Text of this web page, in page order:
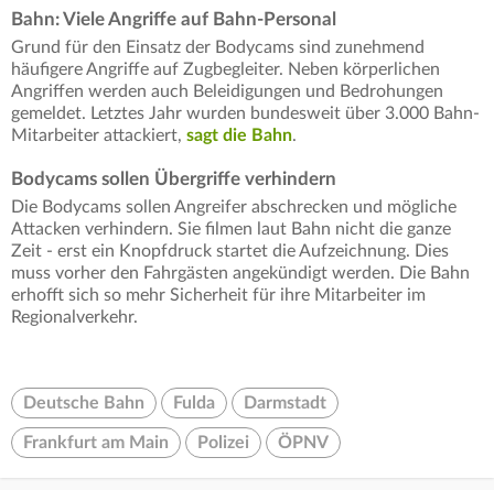
Bahn: Viele Angriffe auf Bahn-Personal
Grund für den Einsatz der Bodycams sind zunehmend
häufigere Angriffe auf Zugbegleiter. Neben körperlichen
Angriffen werden auch Beleidigungen und Bedrohungen
gemeldet. Letztes Jahr wurden bundesweit über 3.000 Bahn-
Mitarbeiter attackiert, sagt die Bahn.
Bodycams sollen Übergriffe verhindern
Die Bodycams sollen Angreifer abschrecken und mögliche
Attacken verhindern. Sie filmen laut Bahn nicht die ganze
Zeit - erst ein Knopfdruck startet die Aufzeichnung. Dies
muss vorher den Fahrgästen angekündigt werden. Die Bahn
erhofft sich so mehr Sicherheit für ihre Mitarbeiter im
Regionalverkehr.
Deutsche Bahn Fulda Darmstadt
Frankfurt am Main Polizei ÖPNV